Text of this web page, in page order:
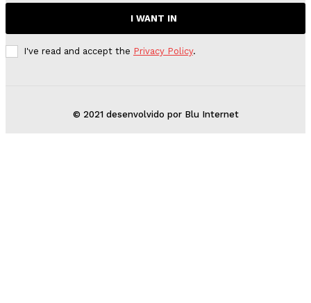
I WANT IN
I've read and accept the Privacy Policy.
© 2021 desenvolvido por Blu Internet